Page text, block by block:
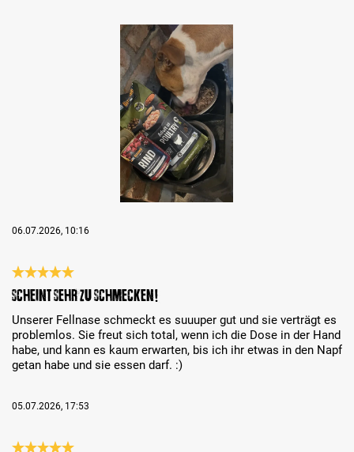
06.07.2026, 10:16
Review with rating of 5 out of 5 stars
Scheint sehr zu schmecken!
Unserer Fellnase schmeckt es suuuper gut und sie verträgt es
problemlos. Sie freut sich total, wenn ich die Dose in der Hand
habe, und kann es kaum erwarten, bis ich ihr etwas in den Napf
getan habe und sie essen darf. :)
05.07.2026, 17:53